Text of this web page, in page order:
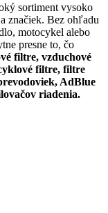
sortiment vysoko
značiek. Bez ohľadu
motocykel alebo
presne to, čo
filtre, vzduchové
filtre, filtre
AdBlue
riadenia.